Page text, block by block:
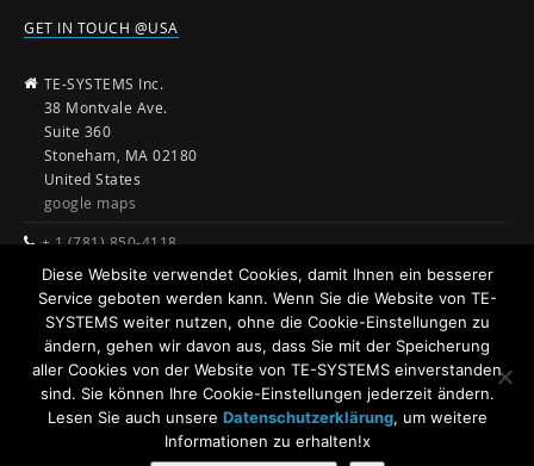
GET IN TOUCH @USA
TE-SYSTEMS Inc.
38 Montvale Ave.
Suite 360
Stoneham, MA 02180
United States
google maps
+ 1 (781) 850-4118
sales@te-systems.com
www.te-systems.com
Diese Website verwendet Cookies, damit Ihnen ein besserer
Service geboten werden kann. Wenn Sie die Website von TE-
SYSTEMS weiter nutzen, ohne die Cookie-Einstellungen zu
ändern, gehen wir davon aus, dass Sie mit der Speicherung
aller Cookies von der Website von TE-SYSTEMS einverstanden
sind. Sie können Ihre Cookie-Einstellungen jederzeit ändern.
Lesen Sie auch unsere Datenschutzerklärung, um weitere
Informationen zu erhalten!x